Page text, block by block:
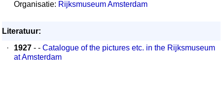
Organisatie: Rijksmuseum Amsterdam
Literatuur:
·
1927 - - Catalogue of the pictures etc. in the Rijksmuseum
at Amsterdam